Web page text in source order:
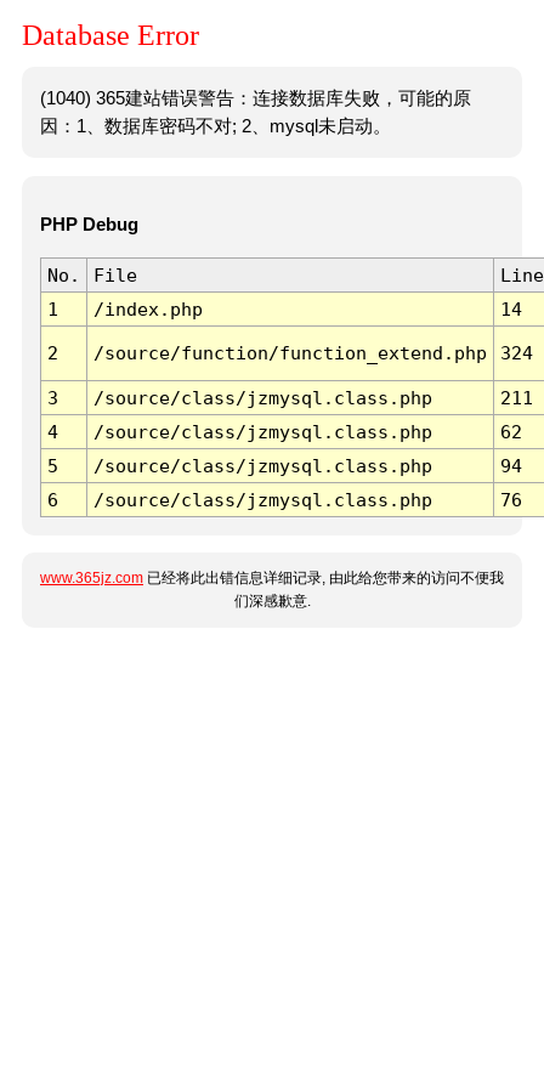
Database Error
(1040) 365建站错误警告：连接数据库失败，可能的原
因：1、数据库密码不对; 2、mysql未启动。
PHP Debug
No. File
Line
1
/index.php 14
2 /source/function/function_extend.php 324
3 /source/class/jzmysql.class.php
211
4
/source/class/jzmysql.class.php
62
5
/source/class/jzmysql.class.php
94
6
/source/class/jzmysql.class.php 76
www.365jz.com 已经将此出错信息详细记录, 由此给您带来的访问不便我
们深感歉意.